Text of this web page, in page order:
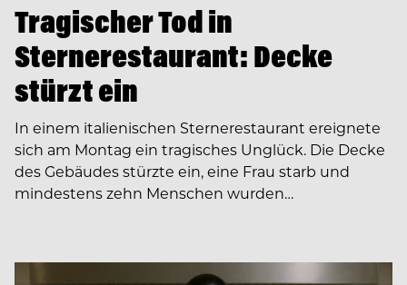
Tragischer Tod in
Sternerestaurant: Decke
stürzt ein
In einem italienischen Sternerestaurant ereignete
sich am Montag ein tragisches Unglück. Die Decke
des Gebäudes stürzte ein, eine Frau starb und
mindestens zehn Menschen wurden…